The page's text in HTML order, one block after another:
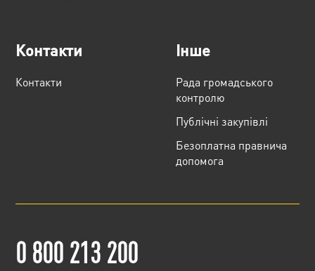
Контакти
Контакти
Інше
Рада громадського
контролю
Публічні закупівлі
Безоплатна правнича
допомога
0 800 213 200